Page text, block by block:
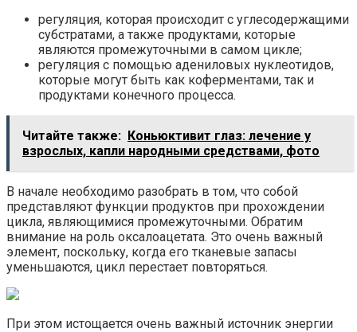
регуляция, которая происходит с углесодержащими
субстратами, а также продуктами, которые
являются промежуточными в самом цикле;
регуляция с помощью адениловых нуклеотидов,
которые могут быть как коферментами, так и
продуктами конечного процесса.
Читайте также: Коньюктивит глаз: лечение у
взрослых, капли народными средствами, фото
В начале необходимо разобрать в том, что собой
представляют функции продуктов при прохождении
цикла, являющимися промежуточными. Обратим
внимание на роль оксалоацетата. Это очень важный
элемент, поскольку, когда его тканевые запасы
уменьшаются, цикл перестает повторяться.
При этом истощается очень важный источник энергии